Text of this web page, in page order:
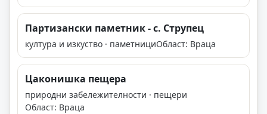
Партизански паметник - с. Струпец
култура и изкуство · паметнициОбласт: Враца
Цаконишка пещера
природни забележителности · пещери
Област: Враца